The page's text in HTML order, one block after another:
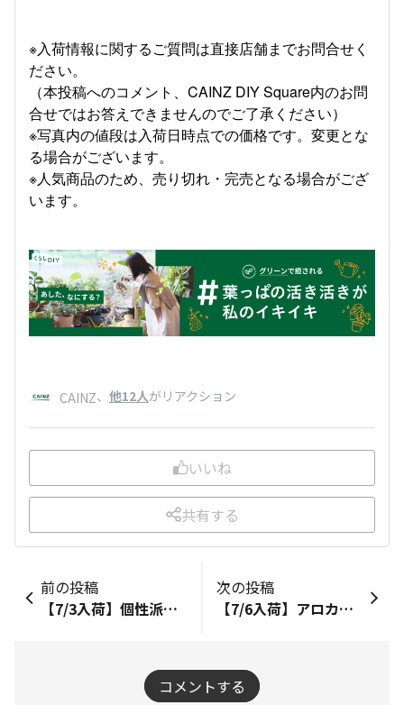
※入荷情報に関するご質問は直接店舗までお問合せく
ださい。
（本投稿へのコメント、CAINZ DIY Square内のお問
合せではお答えできませんのでご了承ください）
※写真内の値段は入荷日時点での価格です。変更とな
る場合がございます。
※人気商品のため、売り切れ・完売となる場合がござ
います。
CAINZ、 他12人がリアクション
いいね
共有する
前の投稿
【7/3入荷】個性派グリーンが勢ぞろい！アデニウム・ポーチュラカリア・プラティセリウム入荷しました
次の投稿
【7/6入荷】アロカシア ヴェノム・ハルオチア各種が入荷しました！
コメントする